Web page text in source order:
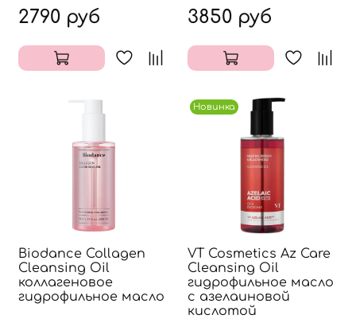
2790 руб 3850 руб
Biodance Collagen
Cleansing Oil
коллагеновое
гидрофильное масло
Новинка
VT Cosmetics Az Care
Cleansing Oil
гидрофильное масло
с азелаиновой
кислотой